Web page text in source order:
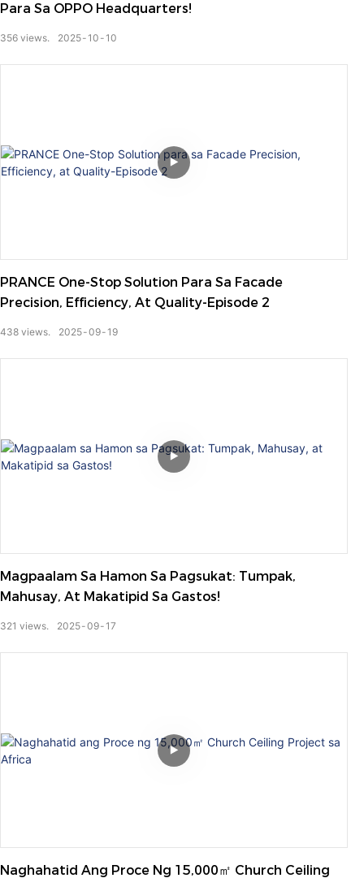
Para Sa OPPO Headquarters!
2025 10 10
356 views.
PRANCE One-Stop Solution Para Sa Facade
Precision, Efficiency, At Quality-Episode 2
2025 09 19
438 views.
Magpaalam Sa Hamon Sa Pagsukat: Tumpak,
Mahusay, At Makatipid Sa Gastos!
2025 09 17
321 views.
Naghahatid Ang Proce Ng 15,000㎡ Church Ceiling